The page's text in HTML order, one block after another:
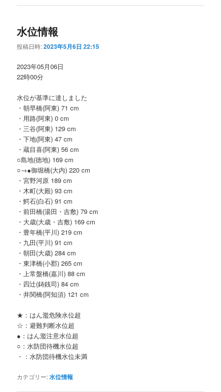
水位情報
投稿日時:2023年5月6日 22:15
2023年05月06日
22時00分
水位が基準に達しました
・朝早橋(阿東) 71 cm
・用路(阿東) 0 cm
・三谷(阿東) 129 cm
・下地(阿東) 47 cm
・蔵目喜(阿東) 56 cm
○島地(徳地) 169 cm
○→●御堀橋(大内) 220 cm
・宮野河原 189 cm
・木町(大殿) 93 cm
・鰐石(白石) 91 cm
・前田橋(湯田・吉敷) 79 cm
・大歳(大歳・吉敷) 169 cm
・豊年橋(平川) 219 cm
・九田(平川) 91 cm
・朝田(大歳) 284 cm
・東津橋(小郡) 265 cm
・上常盤橋(嘉川) 88 cm
・四辻(鋳銭司) 84 cm
・井関橋(阿知須) 121 cm
★：はん濫危険水位超
☆：避難判断水位超
●：はん濫注意水位超
○：水防団待機水位超
・：水防団待機水位未満
カテゴリー:水位情報